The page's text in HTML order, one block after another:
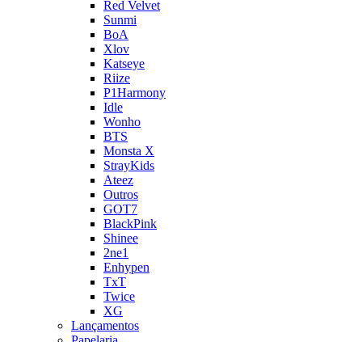
Red Velvet
Sunmi
BoA
Xlov
Katseye
Riize
P1Harmony
Idle
Wonho
BTS
Monsta X
StrayKids
Ateez
Outros
GOT7
BlackPink
Shinee
2ne1
Enhypen
TxT
Twice
XG
Lançamentos